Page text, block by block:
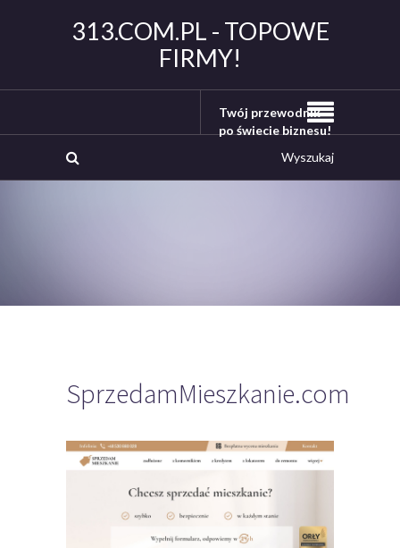
313.COM.PL - TOPOWE
FIRMY!
Twój przewodnik
po świecie biznesu!
SprzedamMieszkanie.com